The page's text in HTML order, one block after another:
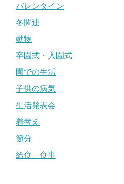
バレンタイン
冬関連
動物
卒園式・入園式
園での生活
子供の病気
生活発表会
着替え
節分
給食、食事